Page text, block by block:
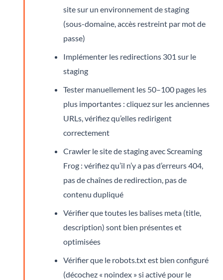
site sur un environnement de staging
(sous-domaine, accès restreint par mot de
passe)
Implémenter les redirections 301 sur le
staging
Tester manuellement les 50–100 pages les
plus importantes : cliquez sur les anciennes
URLs, vérifiez qu’elles redirigent
correctement
Crawler le site de staging avec Screaming
Frog : vérifiez qu’il n’y a pas d’erreurs 404,
pas de chaînes de redirection, pas de
contenu dupliqué
Vérifier que toutes les balises meta (title,
description) sont bien présentes et
optimisées
Vérifier que le robots.txt est bien configuré
(décochez « noindex » si activé pour le